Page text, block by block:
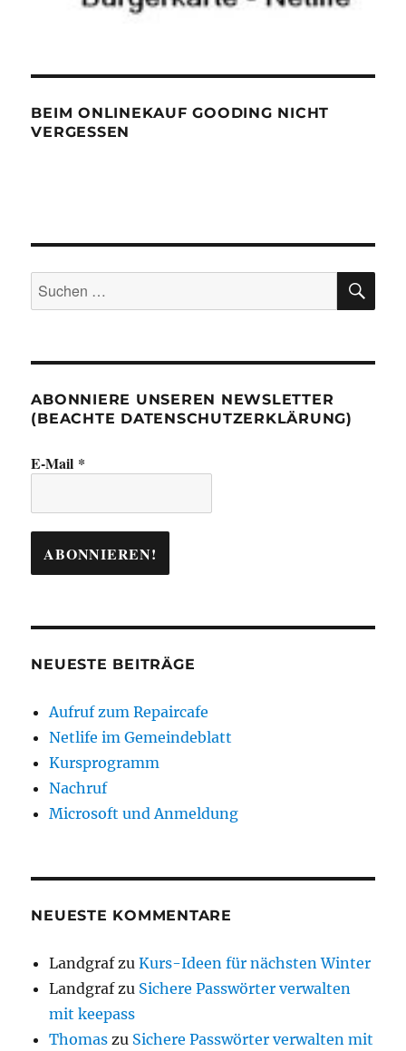
BEIM ONLINEKAUF GOODING NICHT
VERGESSEN
Suchen
nach:
ABONNIERE UNSEREN NEWSLETTER
(BEACHTE DATENSCHUTZERKLÄRUNG)
E-Mail *
NEUESTE BEITRÄGE
Aufruf zum Repaircafe
Netlife im Gemeindeblatt
Kursprogramm
Nachruf
Microsoft und Anmeldung
NEUESTE KOMMENTARE
LandgrafzuKurs-Ideen für nächsten Winter
Landgrafzu Sichere Passwörter verwalten
mit keepass
Thomas zu Sichere Passwörter verwalten mit